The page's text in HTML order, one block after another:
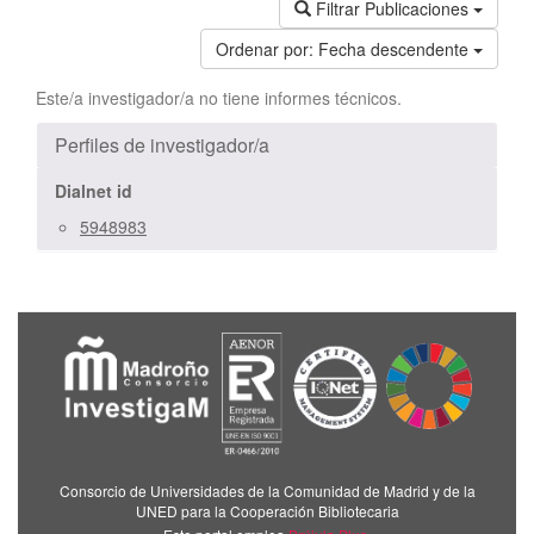
Filtrar Publicaciones
Ordenar por: Fecha descendente
Este/a investigador/a no tiene informes técnicos.
Perfiles de investigador/a
Dialnet id
5948983
Consorcio de Universidades de la Comunidad de Madrid y de la
UNED para la Cooperación Bibliotecaria